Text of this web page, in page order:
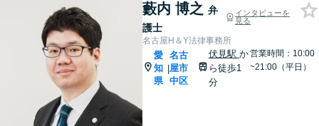
藪内 博之 弁
護士
インタビューを
見る
名古屋H＆Y法律事務所
愛
知
県
|
名古
屋市
中区
伏見駅 か
ら徒歩1
分
営業時間：10:00
~21:00（平日）